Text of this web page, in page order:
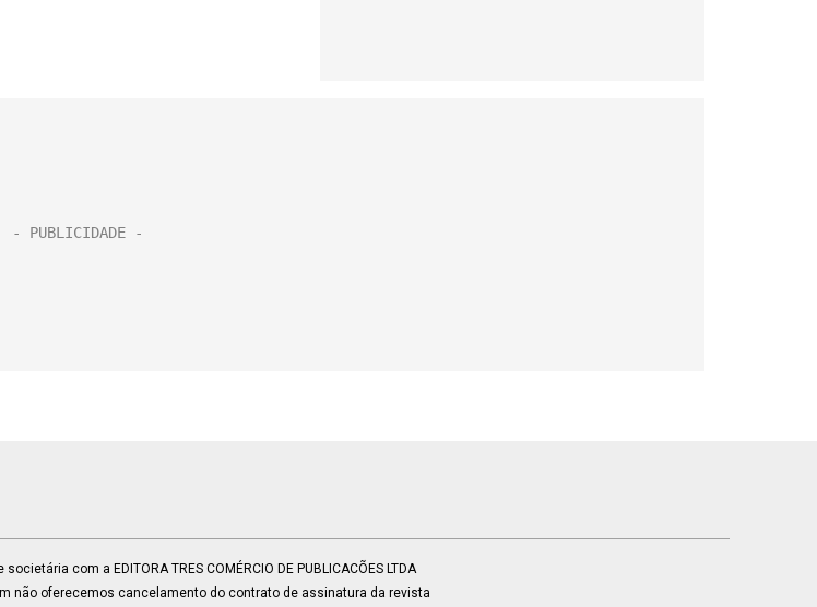
com a EDITORA TRES COMÉRCIO DE PUBLICACÕES LTDA
não oferecemos cancelamento do contrato de assinatura da revista